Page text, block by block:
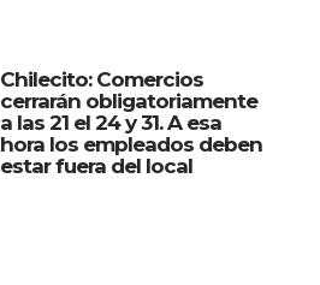
Chilecito: Comercios
cerrarán obligatoriamente
a las 21 el 24 y 31. A esa
hora los empleados deben
estar fuera del local